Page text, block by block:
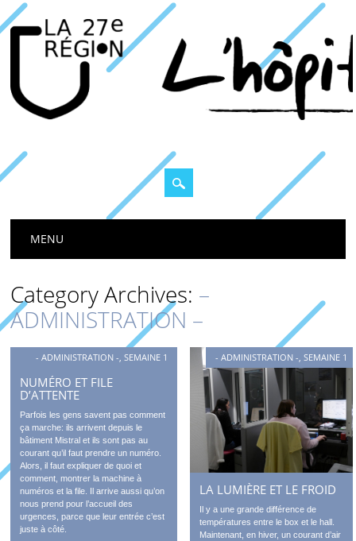
Main menu
MENU
Category Archives: –
ADMINISTRATION –
- ADMINISTRATION -,SEMAINE 1
NUMÉRO ET FILE
D’ATTENTE
Parfois les gens savent pas comment
ça marche: ils arrivent depuis le
bâtiment Mistral et ils sont pas au
courant qu’il faut prendre un numéro.
Alors, il faut expliquer de quoi et
comment, montrer la machine à
numéros et la file. Il arrive aussi qu’on
nous prend pour l’accueil des
urgences, parce que leur entrée c’est
juste à côté.
- ADMINISTRATION -,SEMAINE 1
LA LUMIÈRE ET LE FROID
Il y a une grande différence de
températures entre le box et le hall.
Maintenant, en hiver, un courant d’air